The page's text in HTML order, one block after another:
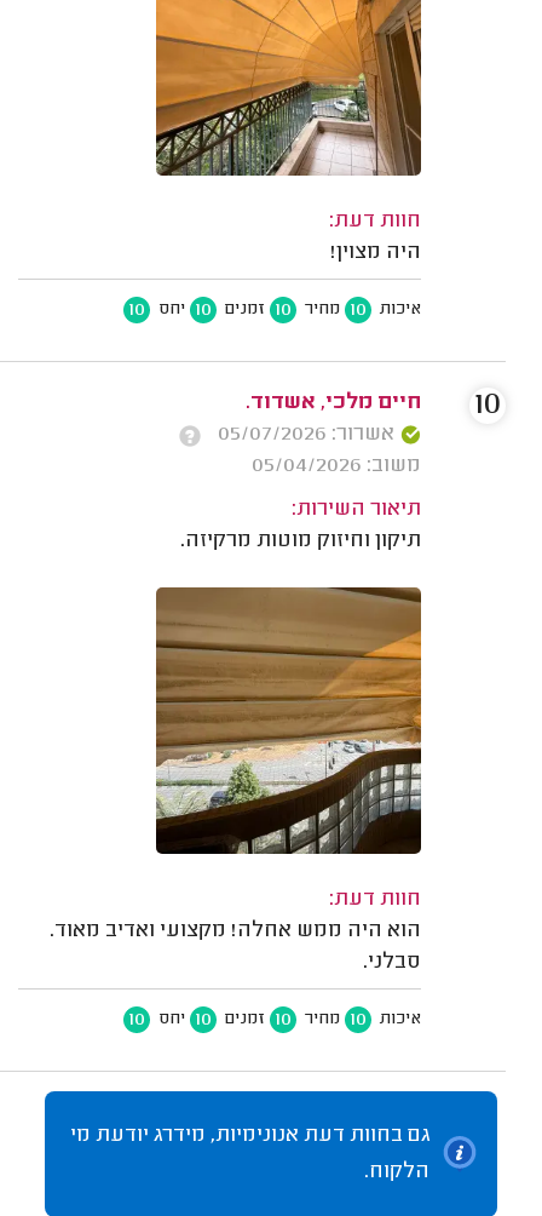
חוות דעת:
היה מצוין!
איכות 10 מחיר 10 זמנים 10 יחס 10
חיים מלכי, אשדוד.
אשרור: 05/07/2026
משוב: 05/04/2026
תיאור השירות:
תיקון וחיזוק מוטות מרקיזה.
חוות דעת:
הוא היה ממש אחלה! מקצועי ואדיב מאוד.
סבלני.
איכות 10 מחיר 10 זמנים 10 יחס 10
10
גם בחוות דעת אנונימיות, מידרג יודעת מי
הלקוח.